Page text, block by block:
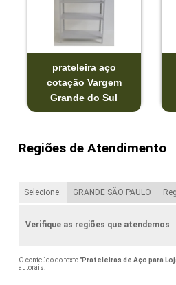
prateleira aço
cotação Vargem
Grande do Sul
Regiões de Atendimento
Selecione: GRANDE SÃO PAULO
Verifique as regiões que atendemos
O conteúdo do texto "Prateleiras de Aço para
autorais